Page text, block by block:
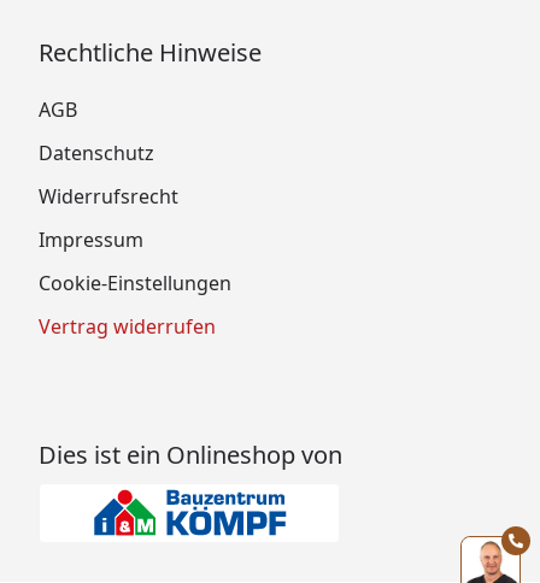
Rechtliche Hinweise
AGB
Datenschutz
Widerrufsrecht
Impressum
Cookie-Einstellungen
Vertrag widerrufen
Dies ist ein Onlineshop von